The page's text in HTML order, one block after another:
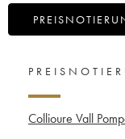
Collioure Vall